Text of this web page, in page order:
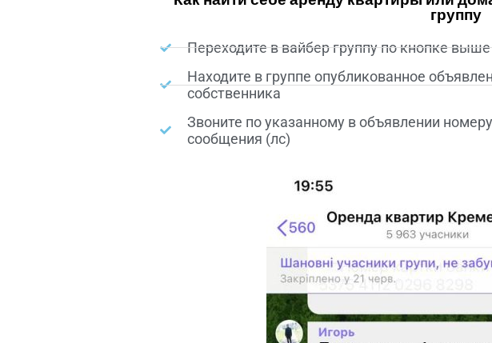
группу
Переходите в вайбер группу по кнопке
Находите в группе опубликованное
собственника
Звоните по указанному в объявлении
сообщения (лс)